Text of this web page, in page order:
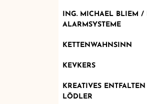
ING. MICHAEL BLIEM /
ALARMSYSTEME
KETTENWAHNSINN
KEVKERS
KREATIVES
LÖDLER